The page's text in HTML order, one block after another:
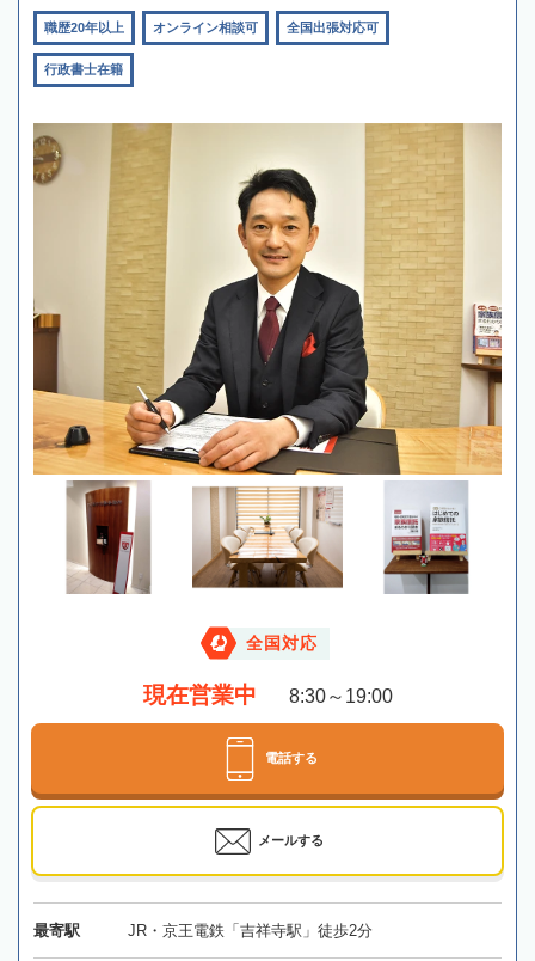
職歴20年以上 オンライン相談可 全国出張対応可
行政書士在籍
全国対応
現在営業中 8:30～19:00
電話する
メールする
最寄駅 JR・京王電鉄「吉祥寺駅」徒歩2分